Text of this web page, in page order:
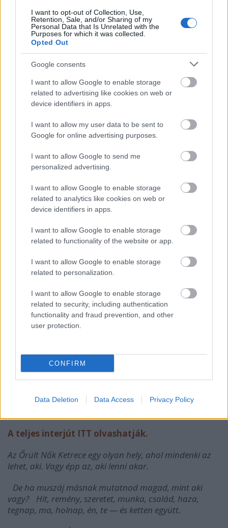
I want to opt-out of Collection, Use,
Retention, Sale, and/or Sharing of my
Personal Data that Is Unrelated with the
Purposes for which it was collected.
Opted Out
Google consents
I want to allow Google to enable storage
related to advertising like cookies on web or
device identifiers in apps.
I want to allow my user data to be sent to
Google for online advertising purposes.
I want to allow Google to send me
personalized advertising.
I want to allow Google to enable storage
related to analytics like cookies on web or
device identifiers in apps.
I want to allow Google to enable storage
related to functionality of the website or app.
I want to allow Google to enable storage
related to personalization.
I want to allow Google to enable storage
related to security, including authentication
functionality and fraud prevention, and other
user protection.
CONFIRM
Data Deletion Data Access Privacy Policy
nagyon szeretem a Pinceszínházban a
Tartuffe-öt,
nagyon szeretem az ÁtriumbanAz Őrült Nők...-ben
Jacobot, a Vígben a Hegedűs a háztetőnben Mótelt...
Igen, vannak ilyen szerepeim, amire a szokottnál is
nagyobb örömmel megyek be estéről estére.
Egyre több Alföldi-előadásban játszol.
Egyszer Robi eljött nézni egy előadást a főiskolán,
aztán valahogy eszébe jutottam az
és onnantól kezdve valóban egyre több
rendezésében, most négy előadásában játszom.
Hogy néz ki egy napod?
úgy fél 10-ig, majd visszajövök próbálni a színházba
2-ig, aztán visszamegyek délután még forgatni. Este
pedig bejövök még játszani vagy próbálni. Ez egy
próbálok, 6-tól 10-ig próbálok, illetve játszom este.
A teljes interjút ITT olvashatják.
Az Őrült Nők Ketrece egy olyan hely, ahol mindenki az
lehet, aki. Vagy épp az, aki lenni akar.
De ha muszáj másnak mutatnod magad, mint aki
vagy? Hit, remény, szeretet, munka, család, haza,
tegnap, ma, holnap, én, te — és ketten együtt.